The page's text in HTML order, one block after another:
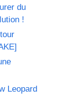
du
!
Leopard